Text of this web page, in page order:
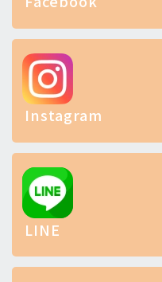
Instagram
LINE